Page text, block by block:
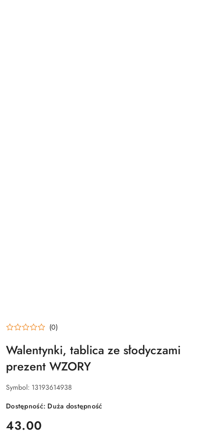
(0)
Walentynki, tablica ze słodyczami
prezent WZORY
Symbol: 13193614938
Dostępność: Duża dostępność
cena:
43.00